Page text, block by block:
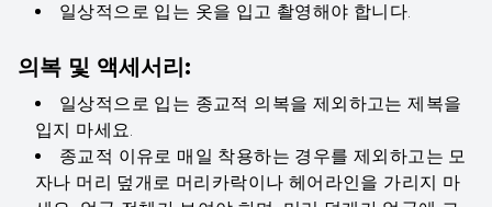
일상적으로 입는 옷을 입고 촬영해야 합니다.
의복 및 액세서리:
일상적으로 입는 종교적 의복을 제외하고는 제복을
입지 마세요.
종교적 이유로 매일 착용하는 경우를 제외하고는 모
자나 머리 덮개로 머리카락이나 헤어라인을 가리지 마